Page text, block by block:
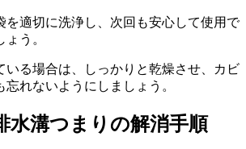
を適切に洗浄し、次回も安心して使用で
う。
いる場合は、しっかりと乾燥させ、カビ
れないようにしましょう。
水溝つまりの解消手順